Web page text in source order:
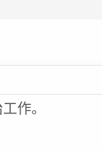
作。